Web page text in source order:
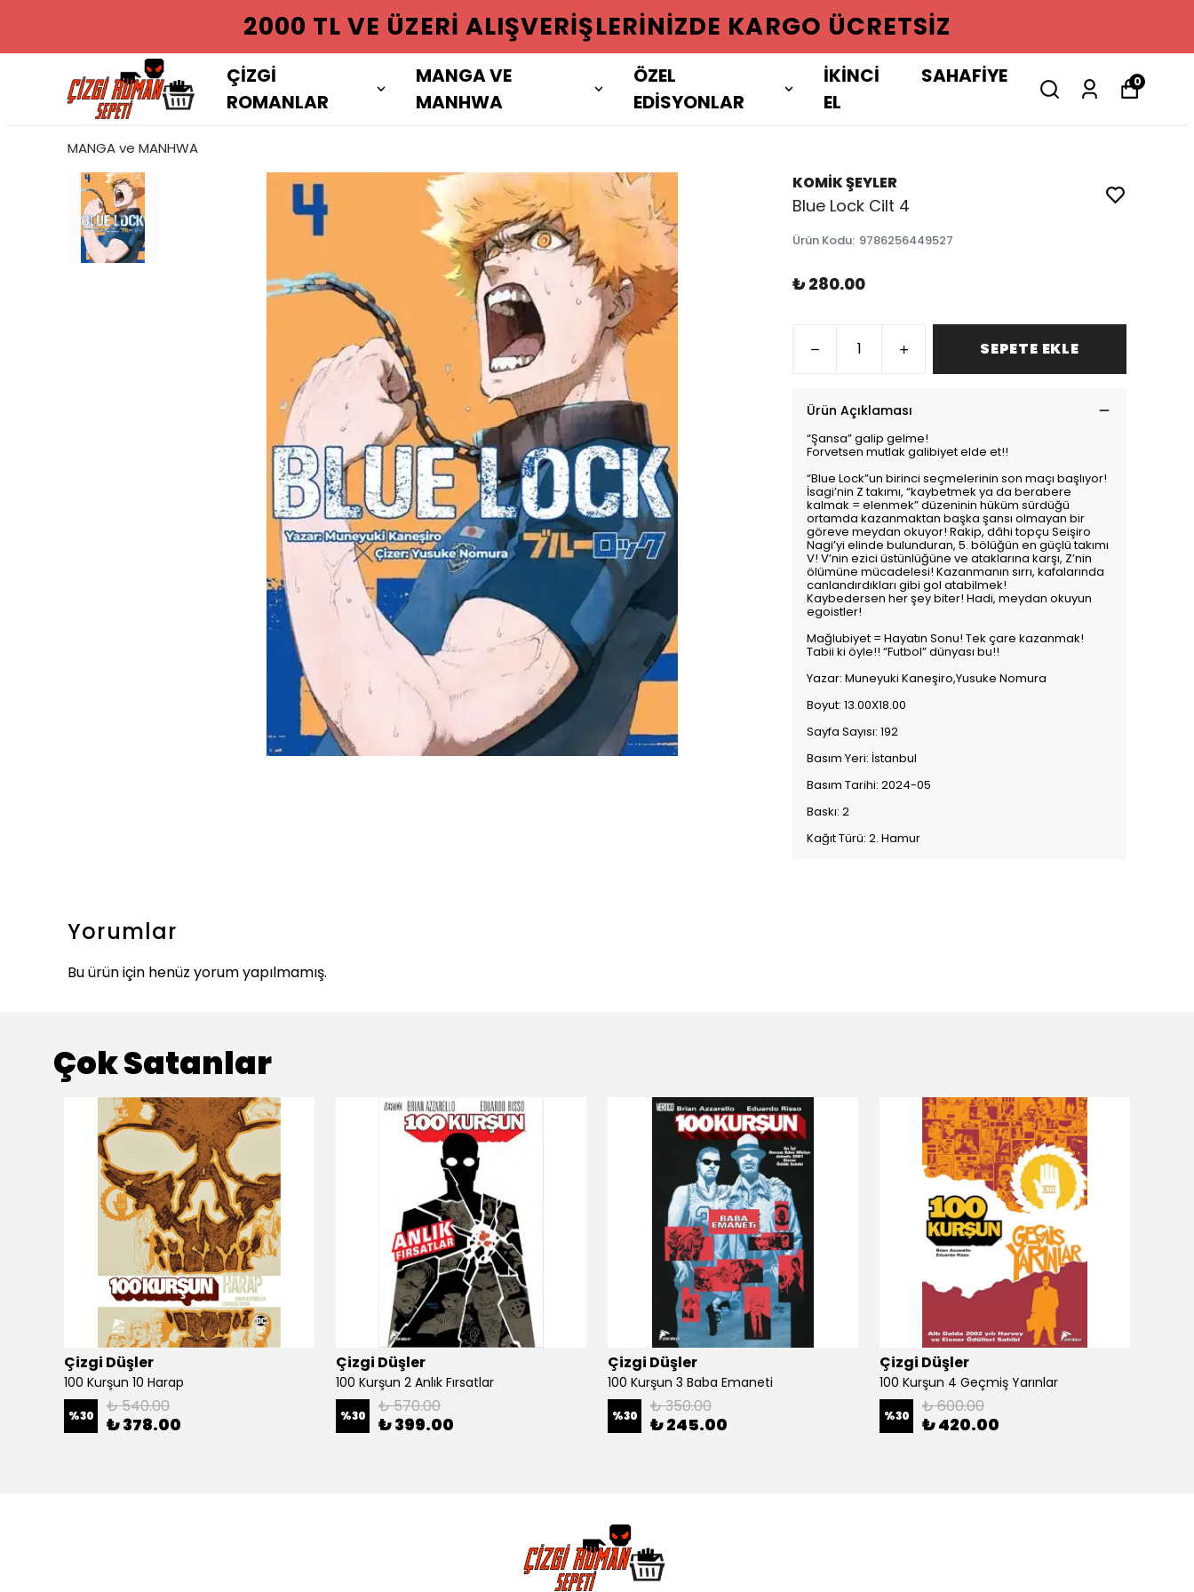
2000 TL VE ÜZERI ALIŞVERIŞLERINIZDE KARGO ÜCRETSIZ
ÇİZGİ
ROMANLAR
MANGA VE
MANHWA
ÖZEL
EDİSYONLAR
İKİNCİ
EL
SAHAFİYE 0
MANGA ve MANHWA
KOMİK ŞEYLER
Blue Lock Cilt 4
Ürün Kodu: 9786256449527
₺ 280.00
SEPETE EKLE
Ürün Açıklaması
“Şansa” galip gelme!
Forvetsen mutlak galibiyet elde et!!
“Blue Lock”un birinci seçmelerinin son maçı başlıyor!
İsagi’nin Z takımı, “kaybetmek ya da berabere
kalmak = elenmek” düzeninin hüküm sürdüğü
ortamda kazanmaktan başka şansı olmayan bir
göreve meydan okuyor! Rakip, dâhi topçu Seişiro
Nagi’yi elinde bulunduran, 5. bölüğün en güçlü takımı
V! V’nin ezici üstünlüğüne ve ataklarına karşı, Z’nin
ölümüne mücadelesi! Kazanmanın sırrı, kafalarında
canlandırdıkları gibi gol atabilmek!
Kaybedersen her şey biter! Hadi, meydan okuyun
egoistler!
Mağlubiyet = Hayatın Sonu! Tek çare kazanmak!
Tabii ki öyle!! “Futbol” dünyası bu!!
Yazar: Muneyuki Kaneşiro,Yusuke Nomura
Boyut: 13.00X18.00
Sayfa Sayısı: 192
Basım Yeri: İstanbul
Basım Tarihi: 2024-05
Baskı: 2
Kağıt Türü: 2. Hamur
Yorumlar
Bu ürün için henüz yorum yapılmamış.
Çok Satanlar
Çizgi Düşler
100 Kurşun 10 Harap
%30 ₺ 540.00
₺ 378.00
Çizgi Düşler
100 Kurşun 2 Anlık Fırsatlar
%30 ₺ 570.00
₺ 399.00
Çizgi Düşler
100 Kurşun 3 Baba Emaneti
%30 ₺ 350.00
₺ 245.00
Çizgi Düşler
100 Kurşun 4 Geçmiş Yarınlar
%30 ₺ 600.00
₺ 420.00